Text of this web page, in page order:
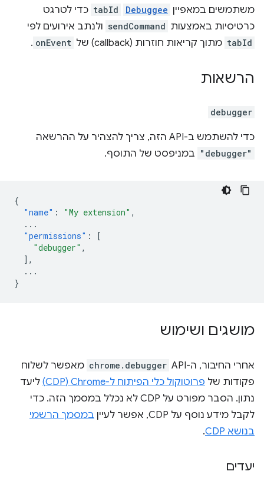
משתמשים במאפיין Debuggee
tabId כדי לטרגט
כרטיסיות באמצעות sendCommand ולנתב אירועים לפי
tabId מתוך קריאות חוזרות (callback) של onEvent
.
הרשאות
debugger
כדי להשתמש ב-API הזה, צריך להצהיר על ההרשאה
"debugger" במניפסט של התוסף.
{
"name" : "My extension" ,
...
"permissions" :
[
"debugger" ,
],
...
}
מושגים ושימוש
אחרי החיבור, ה-API‏ chrome.debugger מאפשר לשלוח
פקודות של פרוטוקול כלי הפיתוח ל-Chrome‏ (CDP)
ליעד
נתון. הסבר מפורט על CDP לא נכלל במסמך הזה. כדי
לקבל מידע נוסף על CDP, אפשר לעיין
במסמך הרשמי
בנושא CDP
.
יעדים